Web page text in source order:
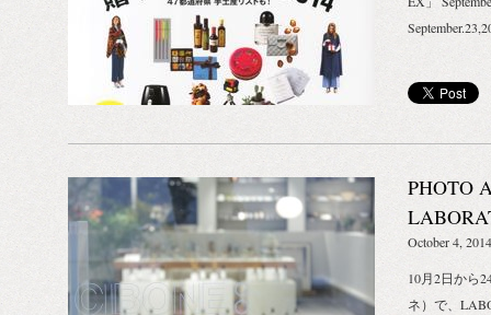
きます。
発売日：
アーモンドと
タミン豊富な
でストレッチ
おすすめのオ
ミンE、肌を
寿の果物と
高める。 （
PHOTO
October 4, 2014
10月2日から
ネ）で、